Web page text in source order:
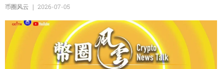
币圈风云 2026-07-05